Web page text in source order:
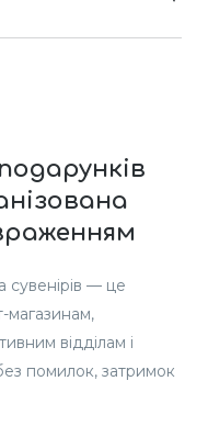
нового,
сувенірів — це
магазинам,
відділам і
помилок, затримок